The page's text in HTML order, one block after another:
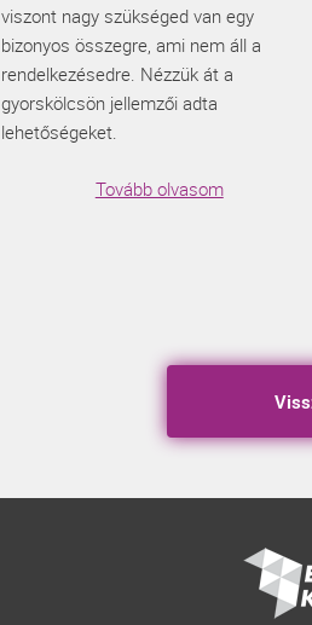
viszont nagy szükséged van egy
bizonyos összegre, ami nem áll a
rendelkezésedre. Nézzük át a
gyorskölcsön jellemzői adta
lehetőségeket.
Tovább olvasom